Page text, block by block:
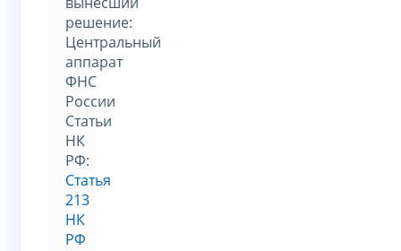
решение:
Центральный
аппарат
ФНС
России
Статьи
НК
РФ:
Статья
213
НК
РФ